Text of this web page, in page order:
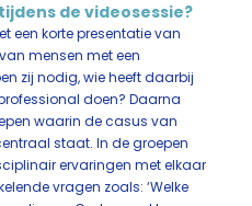
de videosessie?
een korte presentatie van
mensen met een
zij nodig, wie heeft daarbij
doen? Daarna
waarin de casus van
staat. In de groepen
ervaringen met elkaar
vragen zoals: ‘Welke